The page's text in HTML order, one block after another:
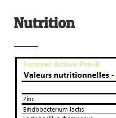
Nutrition